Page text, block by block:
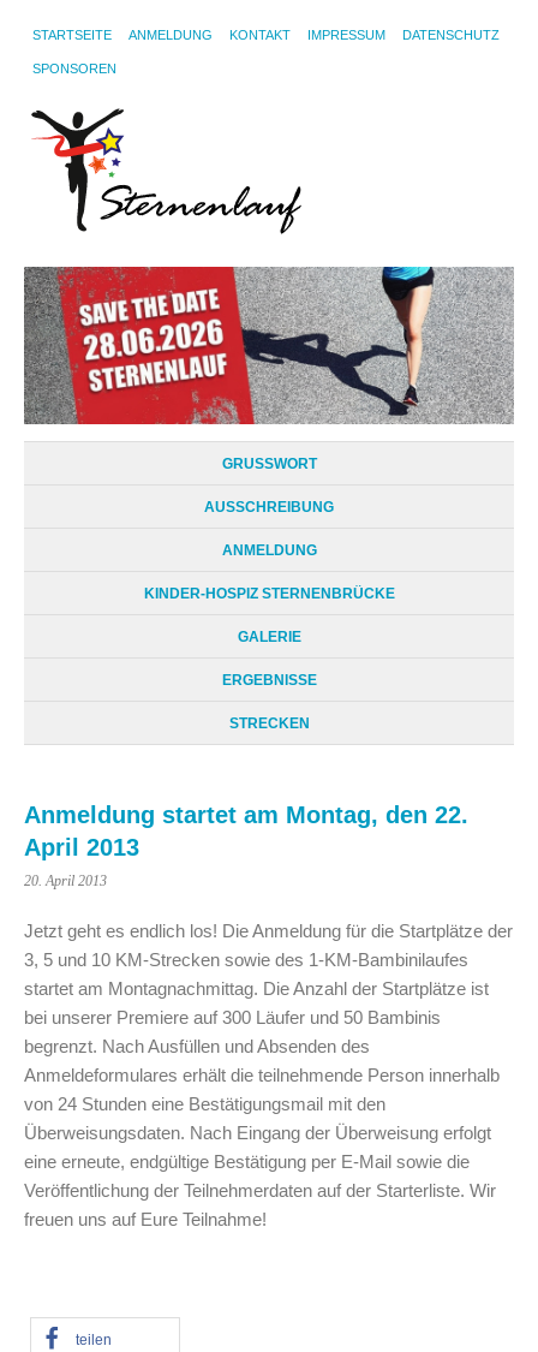
STARTSEITE ANMELDUNG KONTAKT IMPRESSUM DATENSCHUTZ
SPONSOREN
GRUSSWORT
AUSSCHREIBUNG
ANMELDUNG
KINDER-HOSPIZ STERNENBRÜCKE
GALERIE
ERGEBNISSE
STRECKEN
Anmeldung startet am Montag, den 22.
April 2013
20. April 2013
Jetzt geht es endlich los! Die Anmeldung für die Startplätze der
3, 5 und 10 KM-Strecken sowie des 1-KM-Bambinilaufes
startet am Montagnachmittag. Die Anzahl der Startplätze ist
bei unserer Premiere auf 300 Läufer und 50 Bambinis
begrenzt. Nach Ausfüllen und Absenden des
Anmeldeformulares erhält die teilnehmende Person innerhalb
von 24 Stunden eine Bestätigungsmail mit den
Überweisungsdaten. Nach Eingang der Überweisung erfolgt
eine erneute, endgültige Bestätigung per E-Mail sowie die
Veröffentlichung der Teilnehmerdaten auf der Starterliste. Wir
freuen uns auf Eure Teilnahme!
teilen